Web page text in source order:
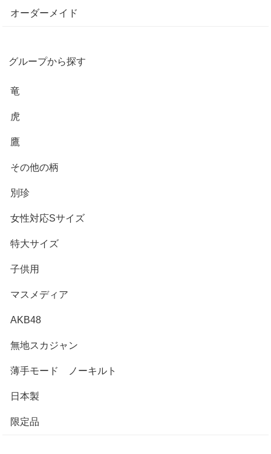
オーダーメイド
グループから探す
竜
虎
鷹
その他の柄
別珍
女性対応Sサイズ
特大サイズ
子供用
マスメディア
AKB48
無地スカジャン
薄手モード ノーキルト
日本製
限定品